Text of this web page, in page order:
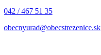
042 / 467 51 35
obecnyurad@obecstrezenice.sk